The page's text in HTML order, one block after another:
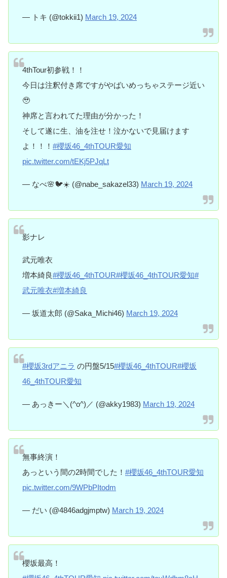
— トキ (@tokkii1) March 19, 2024
4thTour初参戦！！
今日は注釈付き席ですがやばいめっちゃステージ近い
🥹
神席と言われてた理由が分かった！
そして遂に生、油を注せ！泣かないで見届けます
よ！！！ #櫻坂46_4thTOUR愛知
pic.twitter.com/tEKj5PJqLt
— なべ🌸🐦☀️ (@nabe_sakazel33) March 19, 2024
影ナレ
武元唯衣
増本綺良#櫻坂46_4thTOUR#櫻坂46_4thTOUR愛知#
武元唯衣#増本綺良
— 坂道太郎 (@Saka_Michi46) March 19, 2024
#櫻坂3rdアニラ の円盤5/15#櫻坂46_4thTOUR#櫻坂
46_4thTOUR愛知
— あっきー＼(^o^)／ (@akky1983) March 19, 2024
無事終演！
あっという間の2時間でした！ #櫻坂46_4thTOUR愛知
pic.twitter.com/9WPbPItodm
— だい (@4846adgjmptw) March 19, 2024
櫻坂最高！